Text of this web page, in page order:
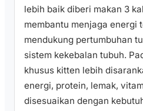
lebih baik diberi makan 3
membantu menjaga energi
mendukung pertumbuhan
sistem kekebalan tubuh.
khusus kitten lebih
energi, protein, lemak,
disesuaikan dengan